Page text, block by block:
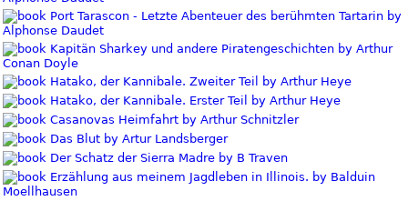
Port Tarascon - Letzte Abenteuer des berühmten Tartarin by
Alphonse Daudet
Kapitän Sharkey und andere Piratengeschichten by Arthur
Conan Doyle
Hatako, der Kannibale. Zweiter Teil by Arthur Heye
Hatako, der Kannibale. Erster Teil by Arthur Heye
Casanovas Heimfahrt by Arthur Schnitzler
Das Blut by Artur Landsberger
Der Schatz der Sierra Madre by B Traven
Erzählung aus meinem Jagdleben in Illinois. by Balduin
Moellhausen